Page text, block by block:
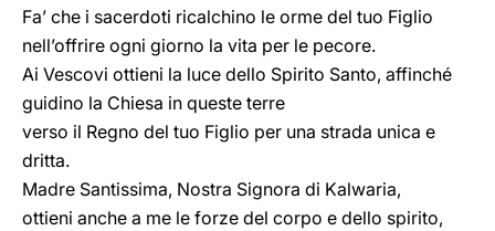
Fa’ che i sacerdoti ricalchino le orme del tuo Figlio
nell’offrire ogni giorno la vita per le pecore.
Ai Vescovi ottieni la luce dello Spirito Santo, affinché
guidino la Chiesa in queste terre
verso il Regno del tuo Figlio per una strada unica e
dritta.
Madre Santissima, Nostra Signora di Kalwaria,
ottieni anche a me le forze del corpo e dello spirito,